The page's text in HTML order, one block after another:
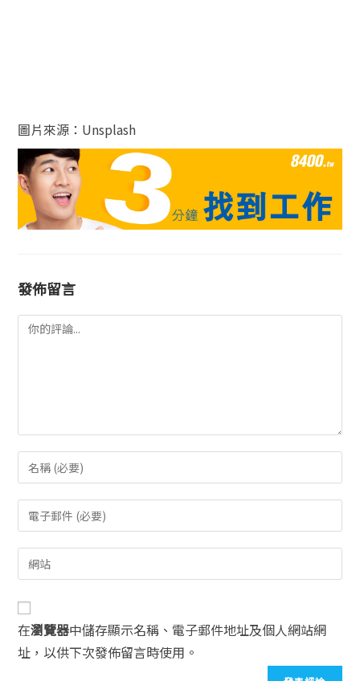
圖片來源：Unsplash
發佈留言
在瀏覽器中儲存顯示名稱、電子郵件地址及個人網站網
址，以供下次發佈留言時使用。